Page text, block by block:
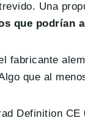
Una
que podrían
fabricante
que al
Definition CE